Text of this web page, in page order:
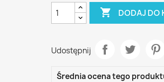
 DODAJ DO
Udostępnij
Średnia ocena tego